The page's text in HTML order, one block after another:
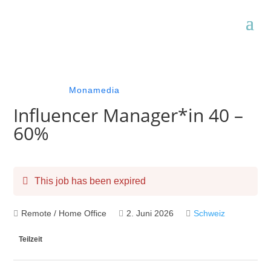
Monamedia
Influencer Manager*in 40 –
60%
This job has been expired
Remote / Home Office 2. Juni 2026 Schweiz
Teilzeit